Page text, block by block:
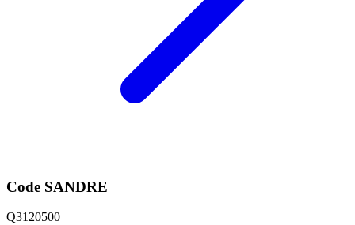
Code SANDRE
Q3120500